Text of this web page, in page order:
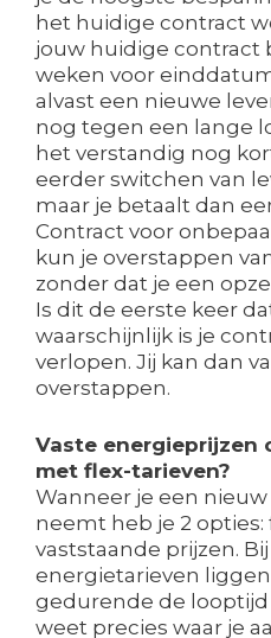
het huidige contract
jouw huidige contract
weken voor
alvast een nieuwe
nog tegen een lange
het verstandig nog
eerder switchen van
maar je betaalt dan
Contract voor
kun je overstappen
zonder dat je een
Is dit de eerste keer
waarschijnlijk is je
verlopen. Jij kan dan
overstappen.
Vaste energieprijzen
met flex-tarieven?
Wanneer je een
neemt heb je 2 opties:
vaststaande prijzen.
energietarieven
gedurende de looptijd
weet precies waar je